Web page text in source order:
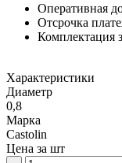
Оперативная
Отсрочка
Комплектация
Характеристики
Диаметр
0,8
Марка
Castolin
Цена за шт